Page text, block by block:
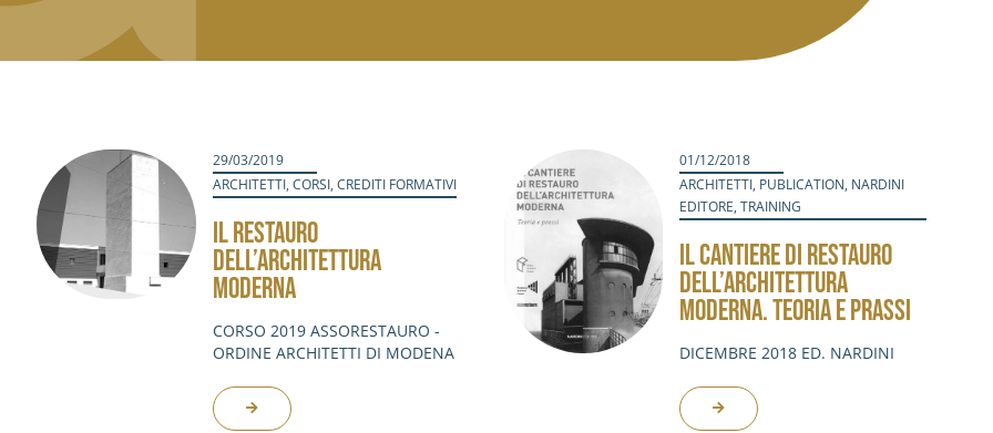
29/03/2019
ARCHITETTI, CORSI, CREDITI FORMATIVI
IL RESTAURO
DELL’ARCHITETTURA
MODERNA
CORSO 2019 ASSORESTAURO -
ORDINE ARCHITETTI DI MODENA
01/12/2018
ARCHITETTI, PUBLICATION, NARDINI
EDITORE,TRAINING
IL CANTIERE DI RESTAURO
DELL’ARCHITETTURA
MODERNA. TEORIA E PRASSI
DICEMBRE 2018 ED. NARDINI